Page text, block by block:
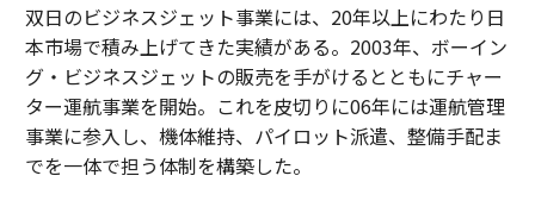
双日のビジネスジェット事業には、20年以上にわたり日
本市場で積み上げてきた実績がある。2003年、ボーイン
グ・ビジネスジェットの販売を手がけるとともにチャー
ター運航事業を開始。これを皮切りに06年には運航管理
事業に参入し、機体維持、パイロット派遣、整備手配ま
でを一体で担う体制を構築した。